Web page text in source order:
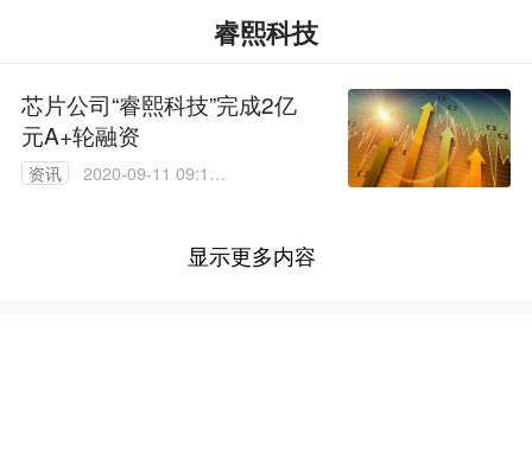
睿熙科技
芯片公司“睿熙科技”完成2亿
元A+轮融资
资讯
2020-09-11 09:13:
显示更多内容